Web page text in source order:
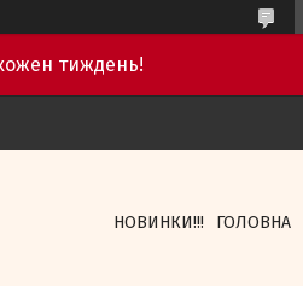
тиждень!
НОВИНКИ!!! ГОЛОВНА